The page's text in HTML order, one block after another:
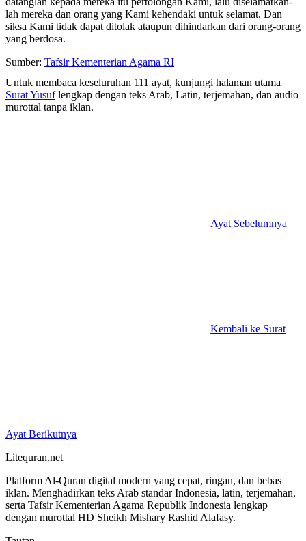
lah mereka dan orang yang Kami kehendaki untuk selamat. Dan
siksa Kami tidak dapat ditolak ataupun dihindarkan dari orang-orang
yang berdosa.
Sumber: Tafsir Kementerian Agama RI
Untuk membaca keseluruhan 111 ayat, kunjungi halaman utama
Surat Yusuflengkap dengan teks Arab, Latin, terjemahan, dan audio
murottal tanpa iklan.
Ayat Sebelumnya
Kembali ke Surat
Ayat Berikutnya
Litequran.net
Platform Al-Quran digital modern yang cepat, ringan, dan bebas
iklan. Menghadirkan teks Arab standar Indonesia, latin, terjemahan,
serta Tafsir Kementerian Agama Republik Indonesia lengkap
dengan murottal HD Sheikh Mishary Rashid Alafasy.